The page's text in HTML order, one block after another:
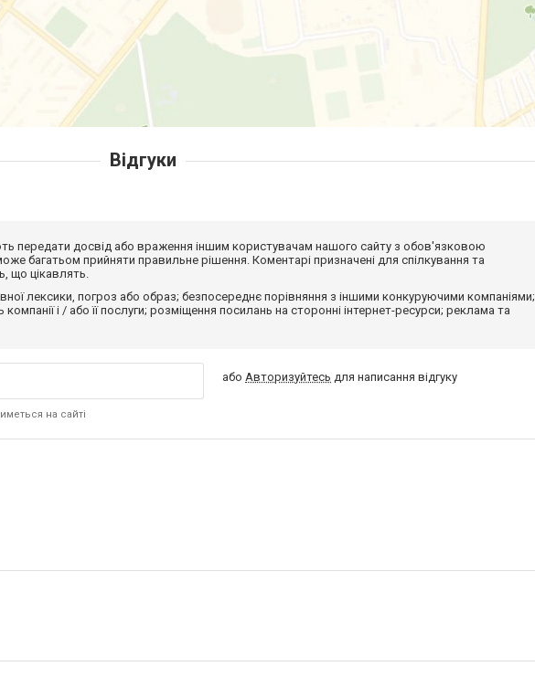
Відгуки
передати досвід або враження іншим користувачам нашого сайту з обов'язковою
багатьом прийняти правильне рішення. Коментарі призначені для спілкування та
що цікавлять.
лексики, погроз або образ; безпосереднє порівняння з іншими конкуруючими компаніями;
і / або її послуги; розміщення посилань на сторонні інтернет-ресурси; реклама та
на сайті
абоАвторизуйтесь для написання відгуку